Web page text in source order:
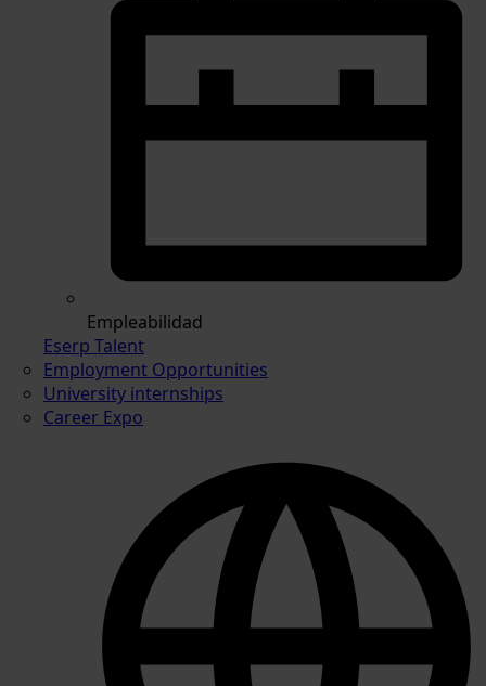
Empleabilidad
Eserp Talent
Employment Opportunities
University internships
Career Expo